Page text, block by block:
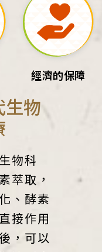
經濟的保障
生物
物科
萃取，
、酵素
接作用
，可以